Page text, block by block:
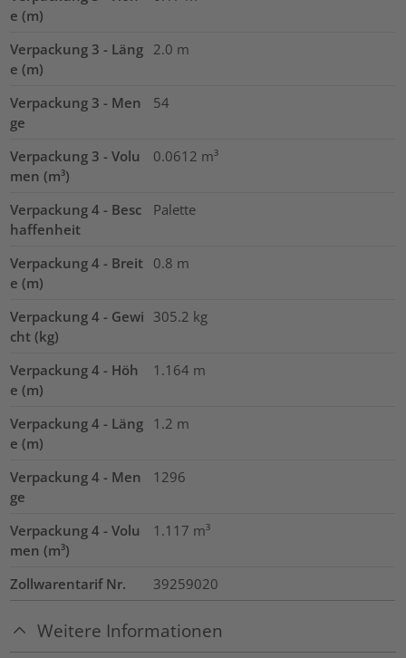
e (m)
Verpackung 3 - Läng
e (m)
2.0 m
Verpackung 3 - Men
ge
54
Verpackung 3 - Volu
men (m³)
0.0612 m³
Verpackung 4 - Besc
haffenheit
Palette
Verpackung 4 - Breit
e (m)
0.8 m
Verpackung 4 - Gewi
cht (kg)
305.2 kg
Verpackung 4 - Höh
e (m)
1.164 m
Verpackung 4 - Läng
e (m)
1.2 m
Verpackung 4 - Men
ge
1296
Verpackung 4 - Volu
men (m³)
1.117 m³
Zollwarentarif Nr. 39259020
Weitere Informationen